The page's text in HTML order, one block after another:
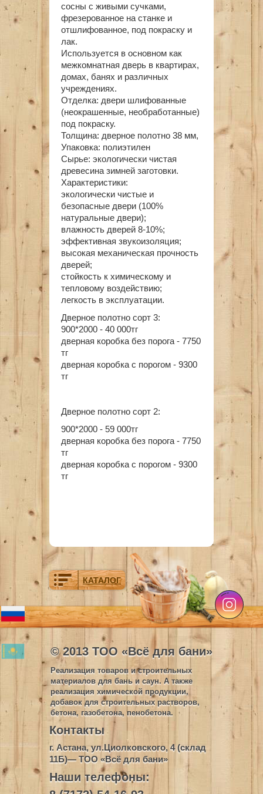
сосны с живыми сучками,
фрезерованное на станке и
отшлифованное, под покраску и
лак.
Используется в основном как
межкомнатная дверь в квартирах,
домах, банях и различных
учреждениях.
Отделка: двери шлифованные
(неокрашенные, необработанные)
под покраску.
Толщина: дверное полотно 38 мм,
Упаковка: полиэтилен
Сырье: экологически чистая
древесина зимней заготовки.
Характеристики:
экологически чистые и
безопасные двери (100%
натуральные двери);
влажность дверей 8-10%;
эффективная звукоизоляция;
высокая механическая прочность
дверей;
стойкость к химическому и
тепловому воздействию;
легкость в эксплуатации.
Дверное полотно сорт 3:
900*2000 - 40 000тг
дверная коробка без порога - 7750
тг
дверная коробка с порогом - 9300
тг
Дверное полотно сорт 2:
900*2000 - 59 000тг
дверная коробка без порога - 7750
тг
дверная коробка с порогом - 9300
тг
КАТАЛОГ
© 2013 ТОО «Всё для бани»
Реализация товаров и строительных
материалов для бань и саун. А также
реализация химической продукции,
добавок для строительных растворов,
бетона, газобетона, пенобетона.
Контакты
г. Астана, ул.Циолковского, 4 (склад
11Б)— ТОО «Всё для бани»
Наши телефоны: